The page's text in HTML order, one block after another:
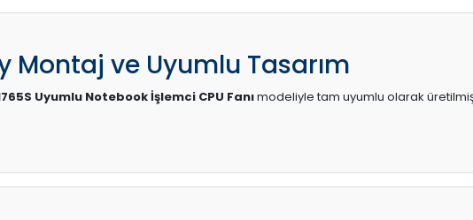
Montaj ve Uyumlu Tasarım
Uyumlu Notebook İşlemci CPU Fanımodeliyle tam uyumlu olarak